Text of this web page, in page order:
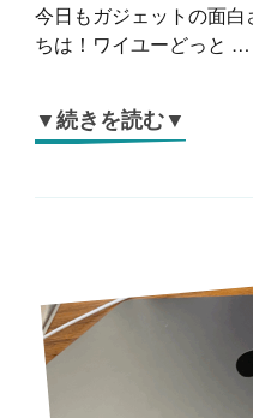
今日もガジェットの面
ちは！ワイユーどっと …
▼続きを読む▼